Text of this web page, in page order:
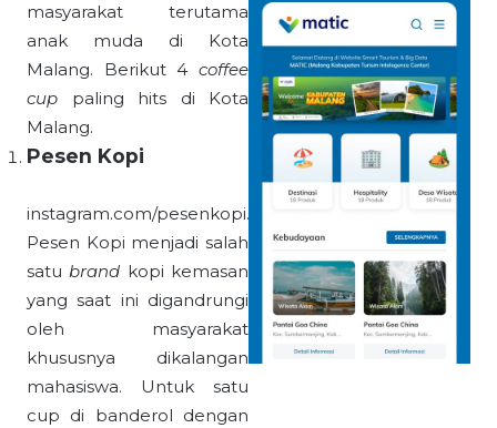
masyarakat terutama
anak muda di Kota
Malang. Berikut 4 coffee
cup paling hits di Kota
Malang.
Pesen Kopi
instagram.com/pesenkopi.id/
Pesen Kopi menjadi salah
satubrand kopi kemasan
yang saat ini digandrungi
oleh masyarakat
khususnya dikalangan
mahasiswa. Untuk satu
cup di banderol dengan